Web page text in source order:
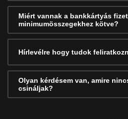
Miért vannak a bankkártyás
minimumösszegekhez kötve?
Hírlevélre hogy tudok
Olyan kérdésem van, amire
csináljak?